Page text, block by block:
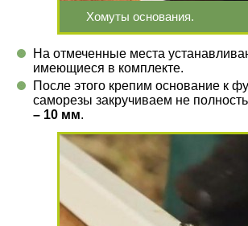
Хомуты основания.
На отмеченные места
имеющиеся в комплекте.
После этого крепим основание к
саморезы закручиваем не
– 10 мм.